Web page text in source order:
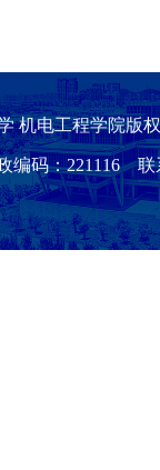
机电工程学院版
码：221116 联